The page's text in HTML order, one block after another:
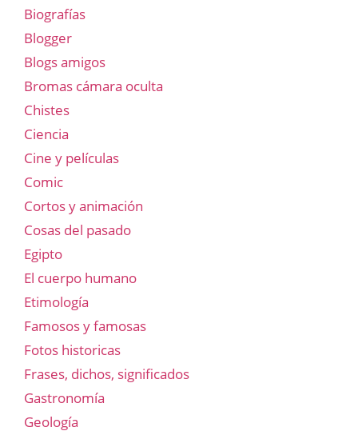
Biografías
Blogger
Blogs amigos
Bromas cámara oculta
Chistes
Ciencia
Cine y películas
Comic
Cortos y animación
Cosas del pasado
Egipto
El cuerpo humano
Etimología
Famosos y famosas
Fotos historicas
Frases, dichos, significados
Gastronomía
Geología